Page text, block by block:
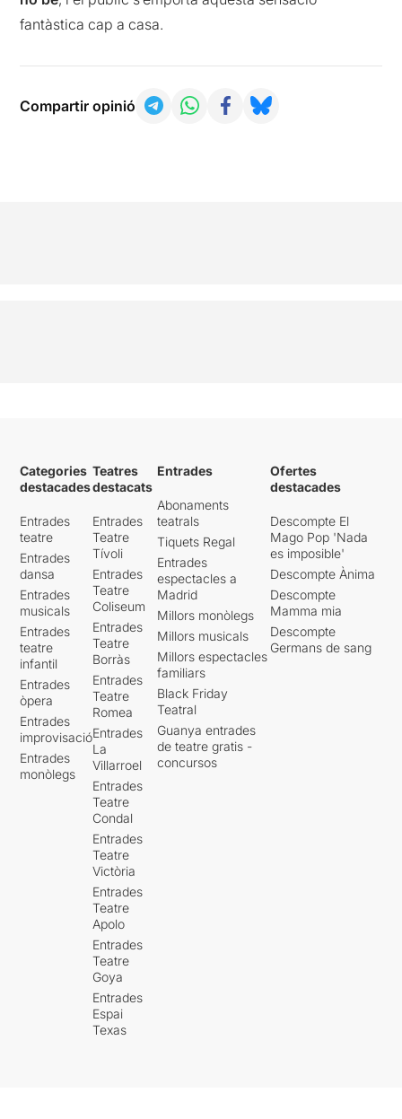
fantàstica cap a casa.
Compartir opinió
Categories
destacades
Entrades
teatre
Entrades
dansa
Entrades
musicals
Entrades
teatre
infantil
Entrades
òpera
Entrades
improvisació
Entrades
monòlegs
Teatres
destacats
Entrades
Teatre
Tívoli
Entrades
Teatre
Coliseum
Entrades
Teatre
Borràs
Entrades
Teatre
Romea
Entrades
La
Villarroel
Entrades
Teatre
Condal
Entrades
Teatre
Victòria
Entrades
Teatre
Apolo
Entrades
Teatre
Goya
Entrades
Espai
Texas
Entrades
Abonaments
teatrals
Tiquets Regal
Entrades
espectacles a
Madrid
Millors monòlegs
Millors musicals
Millors espectacles
familiars
Black Friday
Teatral
Guanya entrades
de teatre gratis -
concursos
Ofertes
destacades
Descompte El
Mago Pop 'Nada
es imposible'
Descompte Ànima
Descompte
Mamma mia
Descompte
Germans de sang